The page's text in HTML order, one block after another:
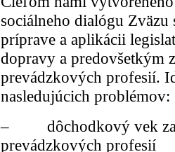
sociálneho dialógu
príprave a aplikácii
dopravy a predovšetkým
prevádzkových profesií.
nasledujúcich problémov:
– dôchodkový vek
prevádzkových profesií